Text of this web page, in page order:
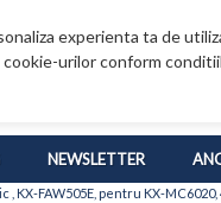
experienta ta de
urilor conform
NEWSLETTER
KX-FAW505E, pentru KX-